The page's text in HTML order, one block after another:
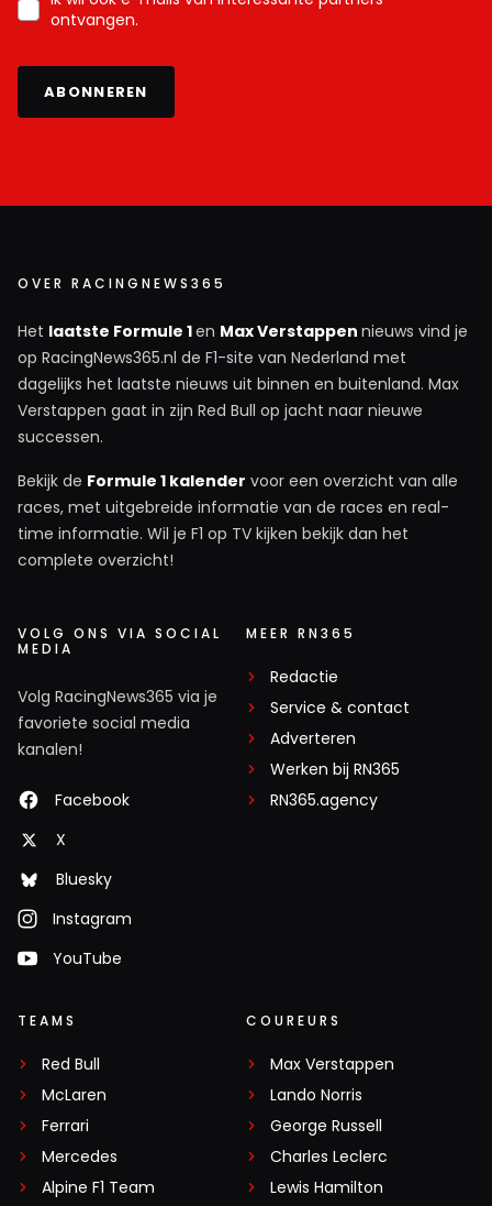
ontvangen.
ABONNEREN
OVER RACINGNEWS365
Het laatste Formule 1en Max Verstappen nieuws vind je
op RacingNews365.nl de F1-site van Nederland met
dagelijks het laatste nieuws uit binnen en buitenland. Max
Verstappen gaat in zijn Red Bull op jacht naar nieuwe
successen.
Bekijk de Formule 1 kalender voor een overzicht van alle
races, met uitgebreide informatie van de races en real-
time informatie. Wil je F1 op TV kijken bekijk dan het
complete overzicht!
VOLG ONS VIA SOCIAL
MEDIA
Volg RacingNews365 via je
favoriete social media
kanalen!
Facebook
X
Bluesky
Instagram
YouTube
MEER RN365
Redactie
Service & contact
Adverteren
Werken bij RN365
RN365.agency
TEAMS
Red Bull
McLaren
Ferrari
Mercedes
Alpine F1 Team
COUREURS
Max Verstappen
Lando Norris
George Russell
Charles Leclerc
Lewis Hamilton